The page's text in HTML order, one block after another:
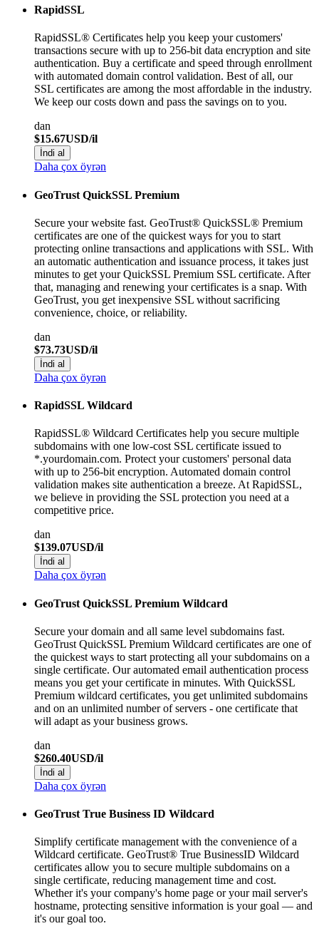
RapidSSL
RapidSSL® Certificates help you keep your customers'
transactions secure with up to 256-bit data encryption and site
authentication. Buy a certificate and speed through enrollment
with automated domain control validation. Best of all, our
SSL certificates are among the most affordable in the industry.
We keep our costs down and pass the savings on to you.
dan
$15.67USD/il
İndi al
Daha çox öyrən
GeoTrust QuickSSL Premium
Secure your website fast. GeoTrust® QuickSSL® Premium
certificates are one of the quickest ways for you to start
protecting online transactions and applications with SSL. With
an automatic authentication and issuance process, it takes just
minutes to get your QuickSSL Premium SSL certificate. After
that, managing and renewing your certificates is a snap. With
GeoTrust, you get inexpensive SSL without sacrificing
convenience, choice, or reliability.
dan
$73.73USD/il
İndi al
Daha çox öyrən
RapidSSL Wildcard
RapidSSL® Wildcard Certificates help you secure multiple
subdomains with one low-cost SSL certificate issued to
*.yourdomain.com. Protect your customers' personal data
with up to 256-bit encryption. Automated domain control
validation makes site authentication a breeze. At RapidSSL,
we believe in providing the SSL protection you need at a
competitive price.
dan
$139.07USD/il
İndi al
Daha çox öyrən
GeoTrust QuickSSL Premium Wildcard
Secure your domain and all same level subdomains fast.
GeoTrust QuickSSL Premium Wildcard certificates are one of
the quickest ways to start protecting all your subdomains on a
single certificate. Our automated email authentication process
means you get your certificate in minutes. With QuickSSL
Premium wildcard certificates, you get unlimited subdomains
and on an unlimited number of servers - one certificate that
will adapt as your business grows.
dan
$260.40USD/il
İndi al
Daha çox öyrən
GeoTrust True Business ID Wildcard
Simplify certificate management with the convenience of a
Wildcard certificate. GeoTrust® True BusinessID Wildcard
certificates allow you to secure multiple subdomains on a
single certificate, reducing management time and cost.
Whether it's your company's home page or your mail server's
hostname, protecting sensitive information is your goal — and
it's our goal too.